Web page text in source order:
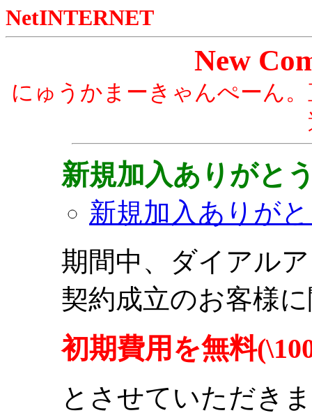
NetINTERNET
New
にゅうかまーきゃんぺーん
新規加入ありがと
新規加入ありが
期間中、ダイアル
契約成立のお客様
初期費用を無料
とさせていただき